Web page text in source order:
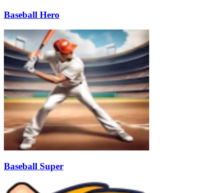
Baseball Hero
Baseball Super